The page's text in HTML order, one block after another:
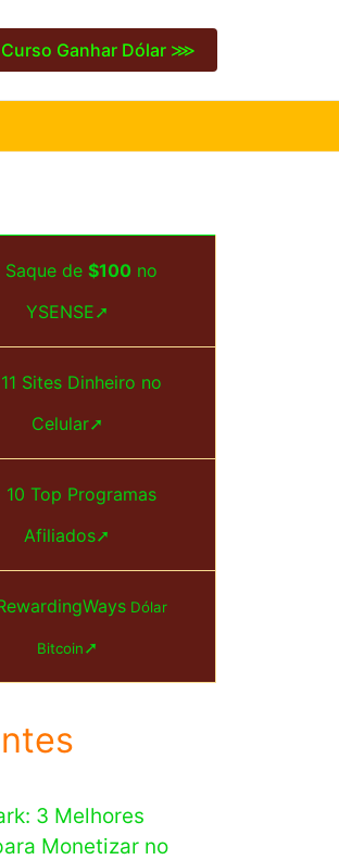
Curso Ganhar Dólar ⋙
Saque de $100no
YSENSE➚
11 Sites Dinheiro no
Celular➚
10 Top Programas
Afiliados➚
Dólar
Bitcoin➚
3 Melhores
Monetizar no